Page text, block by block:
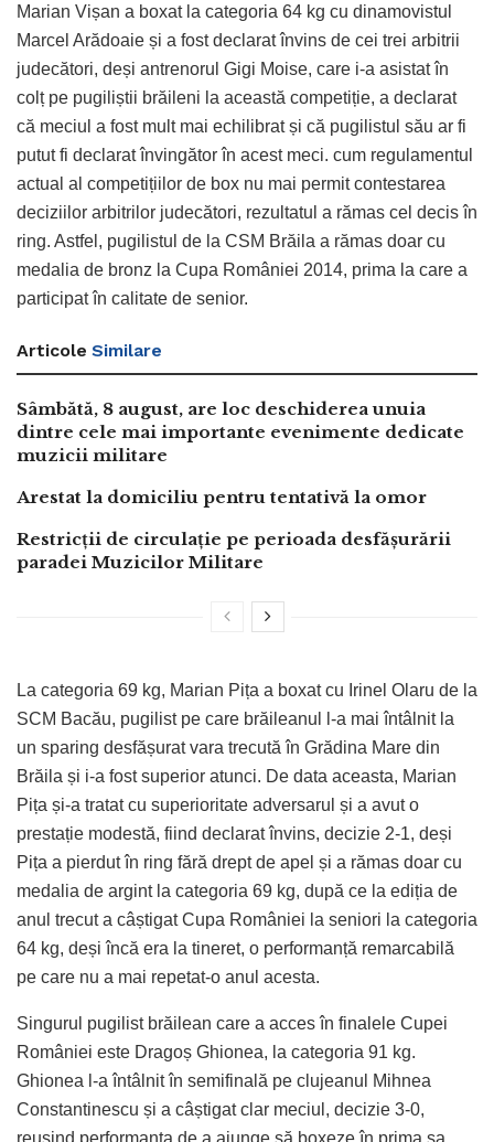
Marian Vișan a boxat la categoria 64 kg cu dinamovistul
Marcel Arădoaie și a fost declarat învins de cei trei arbitrii
judecători, deși antrenorul Gigi Moise, care i-a asistat în
colț pe pugiliștii brăileni la această competiție, a declarat
că meciul a fost mult mai echilibrat și că pugilistul său ar fi
putut fi declarat învingător în acest meci. cum regulamentul
actual al competițiilor de box nu mai permit contestarea
deciziilor arbitrilor judecători, rezultatul a rămas cel decis în
ring. Astfel, pugilistul de la CSM Brăila a rămas doar cu
medalia de bronz la Cupa României 2014, prima la care a
participat în calitate de senior.
Articole Similare
Sâmbătă, 8 august, are loc deschiderea unuia
dintre cele mai importante evenimente dedicate
muzicii militare
Arestat la domiciliu pentru tentativă la omor
Restricții de circulație pe perioada desfășurării
paradei Muzicilor Militare
La categoria 69 kg, Marian Pița a boxat cu Irinel Olaru de la
SCM Bacău, pugilist pe care brăileanul l-a mai întâlnit la
un sparing desfășurat vara trecută în Grădina Mare din
Brăila și i-a fost superior atunci. De data aceasta, Marian
Pița și-a tratat cu superioritate adversarul și a avut o
prestație modestă, fiind declarat învins, decizie 2-1, deși
Pița a pierdut în ring fără drept de apel și a rămas doar cu
medalia de argint la categoria 69 kg, după ce la ediția de
anul trecut a câștigat Cupa României la seniori la categoria
64 kg, deși încă era la tineret, o performanță remarcabilă
pe care nu a mai repetat-o anul acesta.
Singurul pugilist brăilean care a acces în finalele Cupei
României este Dragoș Ghionea, la categoria 91 kg.
Ghionea l-a întâlnit în semifinală pe clujeanul Mihnea
Constantinescu și a câștigat clar meciul, decizie 3-0,
reușind performanța de a ajunge să boxeze în prima sa